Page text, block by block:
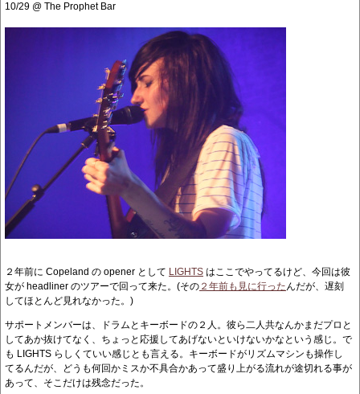
10/29 @ The Prophet Bar
２年前に Copeland の opener として LIGHTS はここでやってるけど、今回は彼
女が headliner のツアーで回って来た。(その ２年前も見に行ったんだが、遅刻
してほとんど見れなかった。)
サポートメンバーは、ドラムとキーボードの２人。彼ら二人共なんかまだプロと
してあか抜けてなく、ちょっと応援してあげないといけないかなという感じ。で
も LIGHTS らしくていい感じとも言える。キーボードがリズムマシンも操作し
てるんだが、どうも何回かミスか不具合かあって盛り上がる流れが途切れる事が
あって、そこだけは残念だった。